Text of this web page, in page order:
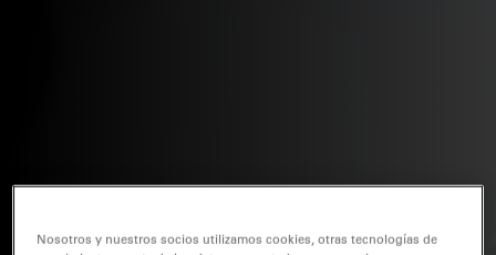
Nosotros y nuestros socios utilizamos cookies, otras tecnologías de